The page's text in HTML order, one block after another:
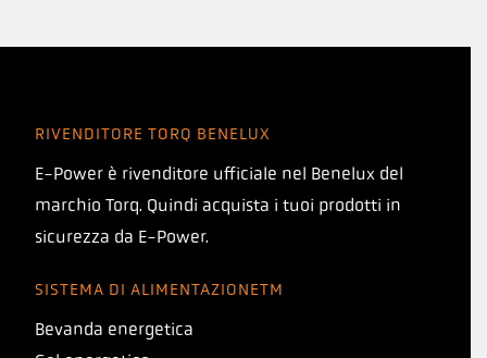
RIVENDITORE TORQ BENELUX
E-Power è rivenditore ufficiale nel Benelux del
marchio Torq. Quindi acquista i tuoi prodotti in
sicurezza da E-Power.
SISTEMA DI ALIMENTAZIONETM
Bevanda energetica